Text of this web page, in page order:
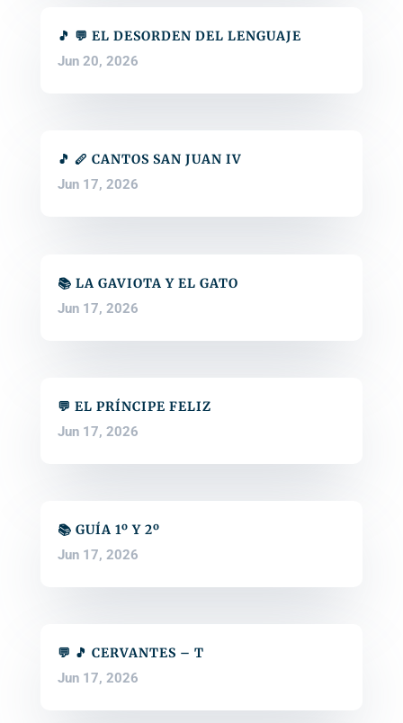
🎵 💬 EL DESORDEN DEL LENGUAJE
Jun 20, 2026
🎵 🪈 CANTOS SAN JUAN IV
Jun 17, 2026
📚 LA GAVIOTA Y EL GATO
Jun 17, 2026
💬 EL PRÍNCIPE FELIZ
Jun 17, 2026
📚 GUÍA 1º Y 2º
Jun 17, 2026
💬 🎵 CERVANTES – T
Jun 17, 2026